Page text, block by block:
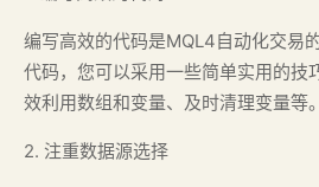
编写高效的代码是MQL4自动化交易
代码，您可以采用一些简单实用的技
效利用数组和变量、及时清理变量等。
2. 注重数据源选择